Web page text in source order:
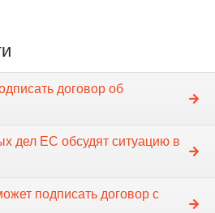
договор об
дел ЕС обсудят ситуацию в
подписать договор с